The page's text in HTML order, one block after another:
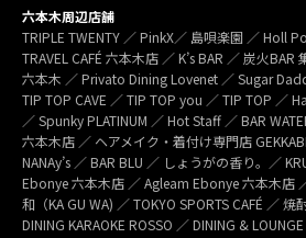
六本木周辺店舗
TRIPLE TWENTY ／ PinkX／ 島唄楽園 ／ Holl
TRAVEL CAFÉ 六本木店 ／ K’s BAR ／ 炭火
六本木 ／ Privato Dining Lovenet ／ Sugar
TIP TOP CAVE ／ TIP TOP you ／ TIP TOP ／
／ Spunky PLATINUM ／ Hot Staff ／ BAR
六本木店 ／ ヘアメイク・着付け専門店
NANAy’s ／ BAR BLU ／ しょうがの香り。／
Ebonye 六本木店 ／ Agleam Ebonye 六本木店
和（KA GU WA) ／ TOKYO SPORTS CAFÉ ／ 焼
DINING KARAOKE ROSSO ／ DINING &